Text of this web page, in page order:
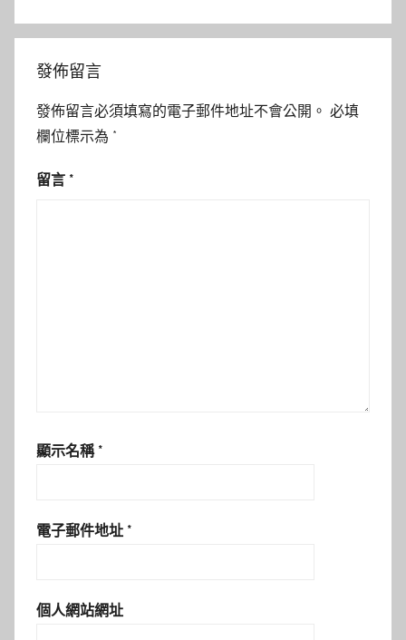
發佈留言
發佈留言必須填寫的電子郵件地址不會公開。 必填
欄位標示為 *
留言 *
顯示名稱 *
電子郵件地址 *
個人網站網址